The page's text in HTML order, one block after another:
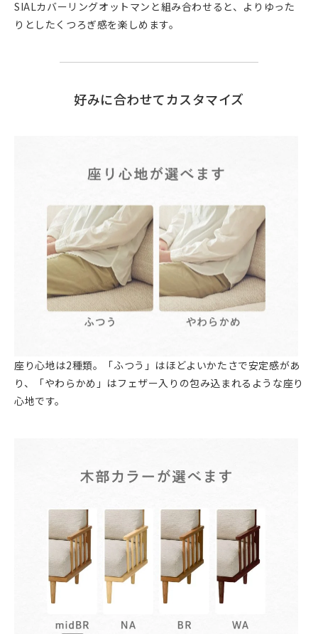
SIALカバーリングオットマンと組み合わせると、よりゆった
りとしたくつろぎ感を楽しめます。
好みに合わせてカスタマイズ
座り心地は2種類。「ふつう」はほどよいかたさで安定感があ
り、「やわらかめ」はフェザー入りの包み込まれるような座り
心地です。